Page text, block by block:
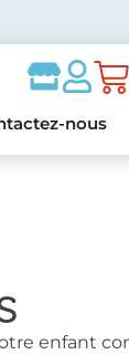
nous
enfant